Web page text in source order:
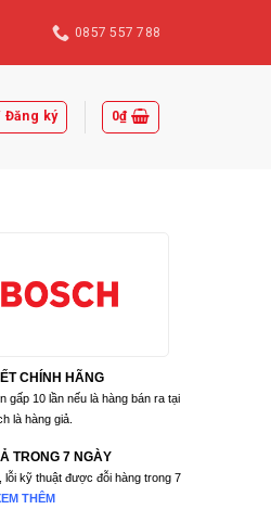
0857 557 788
Đăng ký 0₫
CHÍNH HÃNG
gấp 10 lần nếu là hàng bán ra tại
là hàng giả.
TRONG 7 NGÀY
lỗi kỹ thuật được đỗi hàng trong 7
THÊM